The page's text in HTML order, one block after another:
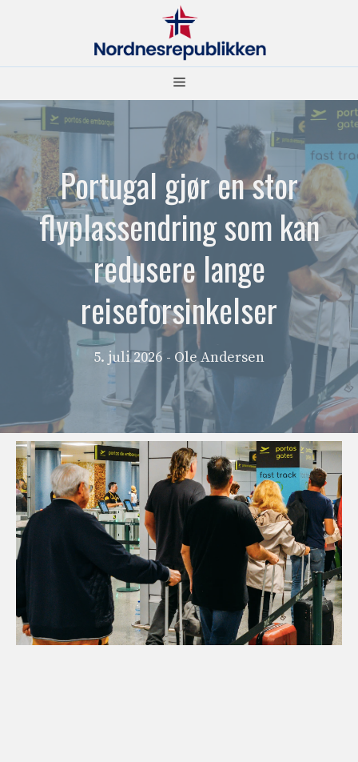
Meny
Portugal gjør en stor
flyplassendring som kan
redusere lange
reiseforsinkelser
5. juli 2026 - Ole Andersen